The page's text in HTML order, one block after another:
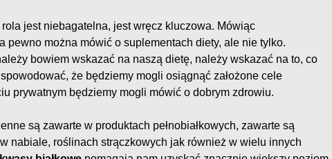
jest niebagatelna, jest wręcz kluczowa. Mówiąc
pewno można mówić o suplementach diety, ale nie tylko.
bowiem wskazać na naszą dietę, należy wskazać na to, co
że będziemy mogli osiągnąć założone cele
prywatnym będziemy mogli mówić o dobrym zdrowiu.
są zawarte w produktach pełnobiałkowych, zawarte są
nabiale, roślinach strączkowych jak również w wielu innych